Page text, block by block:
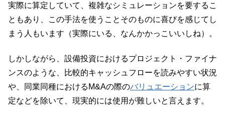
実際に算定していて、複雑なシミュレーションを要するこ
ともあり、この手法を使うことそのものに喜びを感じてし
まう人もいます（実際にいる、なんかかっこいいしね）。
しかしながら、設備投資におけるプロジェクト・ファイナ
ンスのような、比較的キャッシュフローを読みやすい状況
や、同業同種におけるM&Aの際のバリュエーションに算
定などを除いて、現実的には使用が難しいと言えます。